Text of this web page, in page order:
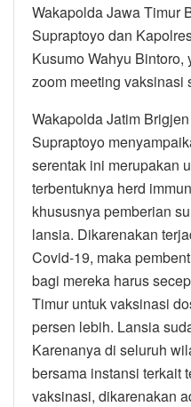
Wakapolda Jawa Timur
Supraptoyo dan
Kusumo Wahyu
zoom meeting vaksinasi
Wakapolda Jatim
Supraptoyo
serentak ini merupakan
terbentuknya herd
khususnya pemberian
lansia. Dikarenakan
Covid-19, maka
bagi mereka harus
Timur untuk vaksinasi
persen lebih. Lansia
Karenanya di seluruh
bersama instansi terkait
vaksinasi, dikarenakan